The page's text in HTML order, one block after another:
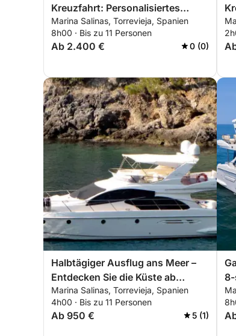
Kreuzfahrt: Personalisiertes
Segelerlebnis von Torrevieja nach
Tabarca und La Manga
Marina Salinas, Torrevieja, Spanien
8h00 · Bis zu 11 Personen
Ab 2.400 € 0 (0)
Halbtägiger Ausflug ans Meer –
Entdecken Sie die Küste ab
Torrevieja
Marina Salinas, Torrevieja, Spanien
4h00 · Bis zu 11 Personen
Ab 950 € 5 (1)